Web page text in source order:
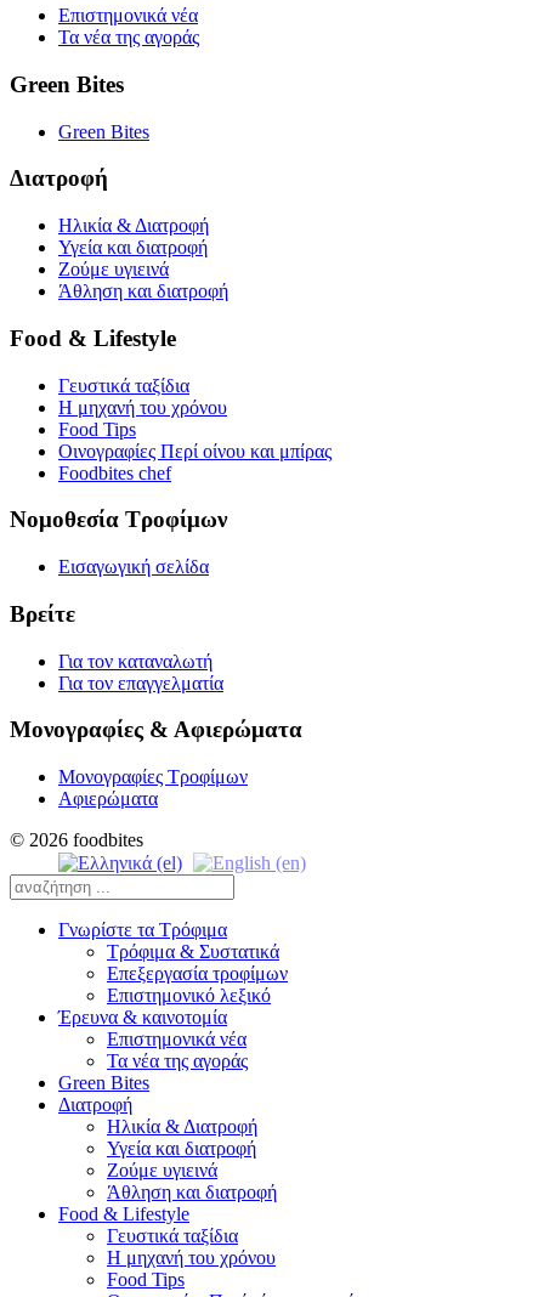
Επιστημονικά νέα
Τα νέα της αγοράς
Green Bites
Green Bites
Διατροφή
Ηλικία & Διατροφή
Υγεία και διατροφή
Ζούμε υγιεινά
Άθληση και διατροφή
Food & Lifestyle
Γευστικά ταξίδια
Η μηχανή του χρόνου
Food Tips
Οινογραφίες Περί οίνου και μπίρας
Foodbites chef
Νομοθεσία Τροφίμων
Εισαγωγική σελίδα
Βρείτε
Για τον καταναλωτή
Για τον επαγγελματία
Μονογραφίες & Αφιερώματα
Μονογραφίες Τροφίμων
Αφιερώματα
© 2026 foodbites
Γνωρίστε τα Τρόφιμα
Τρόφιμα & Συστατικά
Επεξεργασία τροφίμων
Επιστημονικό λεξικό
Έρευνα & καινοτομία
Επιστημονικά νέα
Τα νέα της αγοράς
Green Bites
Διατροφή
Ηλικία & Διατροφή
Υγεία και διατροφή
Ζούμε υγιεινά
Άθληση και διατροφή
Food & Lifestyle
Γευστικά ταξίδια
Η μηχανή του χρόνου
Food Tips